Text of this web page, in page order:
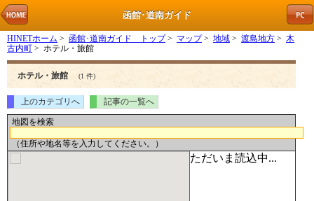
函館･道南ガイド
HINETホーム > 函館･道南ガイド トップ> マップ> 地域 > 渡島地方 > 木
古内町 > ホテル・旅館
ホテル・旅館 (1 件)
上のカテゴリへ 記事の一覧へ
地図を検索
（住所や地名等を入力してください。）
ただいま読込中...